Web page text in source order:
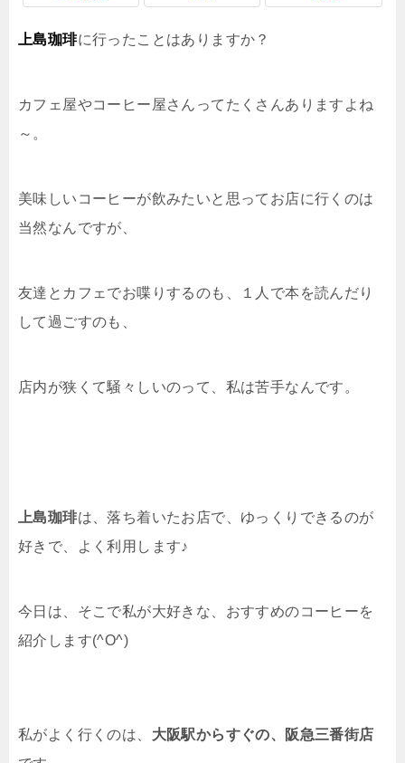
上島珈琲に行ったことはありますか？
カフェ屋やコーヒー屋さんってたくさんありますよね
～。
美味しいコーヒーが飲みたいと思ってお店に行くのは
当然なんですが、
友達とカフェでお喋りするのも、１人で本を読んだり
して過ごすのも、
店内が狭くて騒々しいのって、私は苦手なんです。
上島珈琲は、落ち着いたお店で、ゆっくりできるのが
好きで、よく利用します♪
今日は、そこで私が大好きな、おすすめのコーヒーを
紹介します(^O^)
私がよく行くのは、 大阪駅からすぐの、阪急三番街店